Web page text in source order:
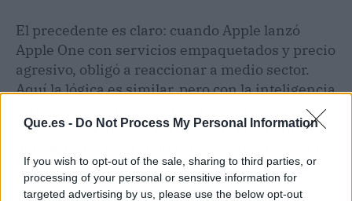
Que.es - Do Not Process My Personal Information
If you wish to opt-out of the sale, sharing to third parties, or
processing of your personal or sensitive information for
targeted advertising by us, please use the below opt-out
El precedente es claro: cuando Apple lanzó
Apple One con servicios empaquetados y precio
agresivo, obligó a reaccionar a medio sector.
Aquí la lógica es similar, pero con la inteligencia
Google AI Plus no es una
suscripción más: es un golpe de efecto que
de precioso arriesgarse a perder a los usuarios
que dudaban entre lo gratuito y lo premium.